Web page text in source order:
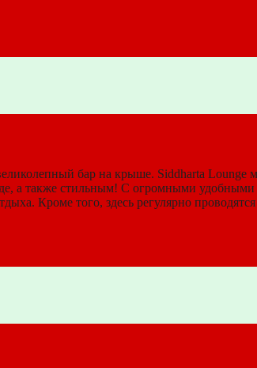
бар на крыше. Siddharta Lounge
а также стильным! С огромными удобными
Кроме того, здесь регулярно